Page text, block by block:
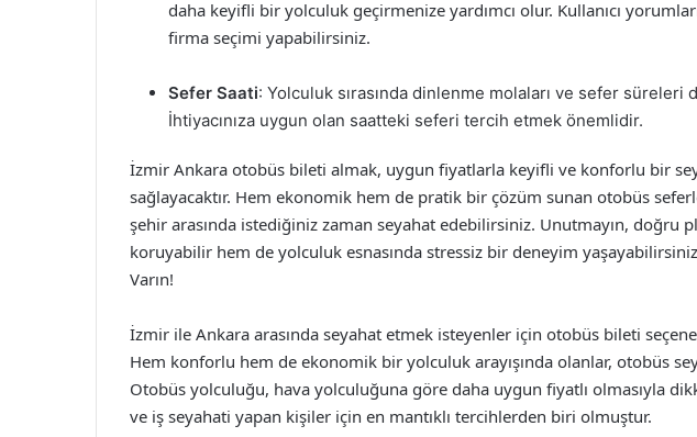
daha keyifli bir yolculuk geçirmenize yardımcı olur. Kullanıcı
firma seçimi yapabilirsiniz.
Sefer Saati: Yolculuk sırasında dinlenme molaları ve sefer
İhtiyacınıza uygun olan saatteki seferi tercih etmek önemlidir.
İzmir Ankara otobüs bileti almak, uygun fiyatlarla keyifli ve konforlu bir
sağlayacaktır. Hem ekonomik hem de pratik bir çözüm sunan otobüs
şehir arasında istediğiniz zaman seyahat edebilirsiniz. Unutmayın, doğru
koruyabilir hem de yolculuk esnasında stressiz bir deneyim
Varın!
İzmir ile Ankara arasında seyahat etmek isteyenler için otobüs bileti
Hem konforlu hem de ekonomik bir yolculuk arayışında olanlar, otobüs
Otobüs yolculuğu, hava yolculuğuna göre daha uygun fiyatlı olmasıyla
ve iş seyahati yapan kişiler için en mantıklı tercihlerden biri olmuştur.